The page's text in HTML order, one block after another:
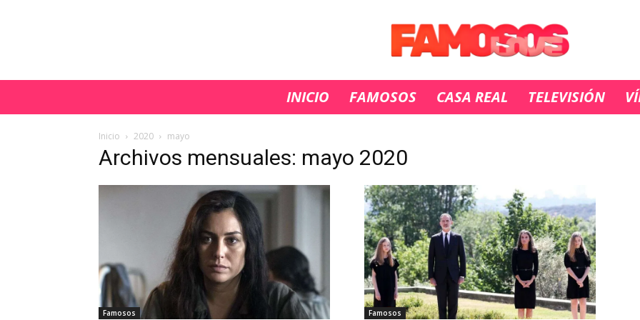
INICIO FAMOSOS CASA REAL TELEVISIÓN
Inicio 2020 mayo
Archivos mensuales: mayo 2020
Famosos Famosos